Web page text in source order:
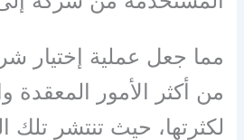
مما جعل عملية إختيار
من أكثر الأمور المعقدة
لكثرتها، حيث تنتشر